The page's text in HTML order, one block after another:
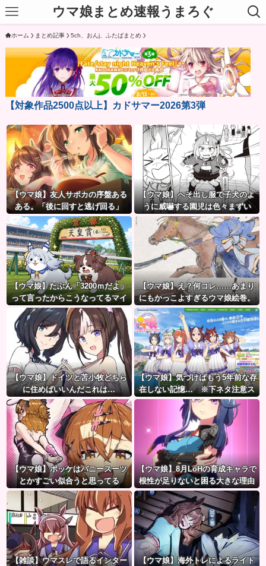
ウマ娘まとめ速報うまろぐ
ホーム まとめ記事 5ch、おんj、ふたばまとめ
【対象作品2500点以上】カドサマー2026第3弾
【ウマ娘】友人サポカの序盤ある
ある。「後に回すと逃げ回る」
【ウマ娘】へそ出し服で子犬のよ
うに威嚇する園児は色々まずい
（ピスゴル）
【ウマ娘】たぶん「3200ｍだよ」
って言ったからこうなってるマイ
ル犬
【ウマ娘】え？何コレ……あまり
にもかっこよすぎるウマ娘絵巻。
【ウマ娘】ドイツと苫小牧どちら
に住めばいいんだこれは…
【ウマ娘】気づけばもう5年前な存
在しない記憶… ※下ネタ注意ス
レ
【ウマ娘】ポッケはバニースーツ
とかすごい似合うと思ってる
【ウマ娘】8月LoHの育成キャラで
根性が足りないと困る大きな理由
がこちら。←「不調を考慮すると1
021必要」
【雑談】ウマスレで語るインター
【ウマ娘】海外トレによるライト